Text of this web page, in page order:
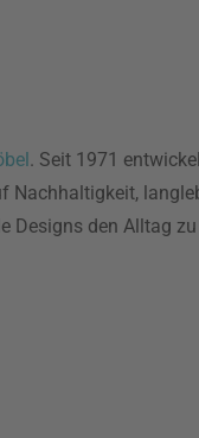
. Seit 1971
Nachhaltigkeit,
Designs den Alltag